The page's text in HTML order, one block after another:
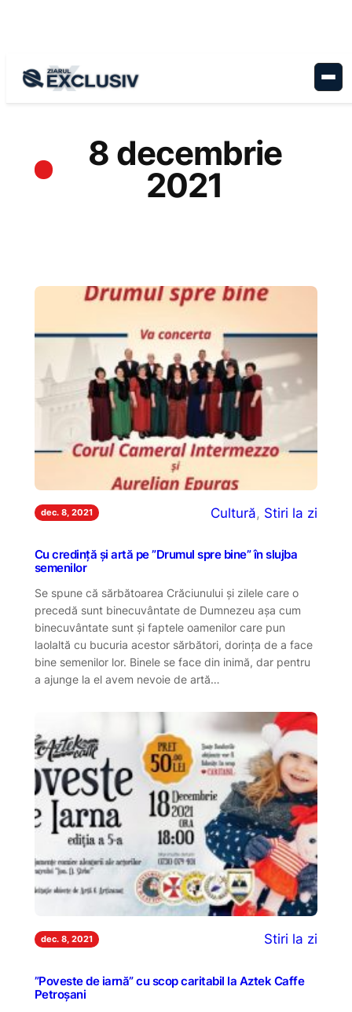
8 decembrie
2021
dec. 8, 2021 Cultură, Stiri la zi
Cu credință și artă pe ”Drumul spre bine” în slujba
semenilor
Se spune că sărbătoarea Crăciunului și zilele care o
precedă sunt binecuvântate de Dumnezeu așa cum
binecuvântate sunt și faptele oamenilor care pun
laolaltă cu bucuria acestor sărbători, dorința de a face
bine semenilor lor. Binele se face din inimă, dar pentru
a ajunge la el avem nevoie de artă…
dec. 8, 2021 Stiri la zi
”Poveste de iarnă” cu scop caritabil la Aztek Caffe
Petroșani